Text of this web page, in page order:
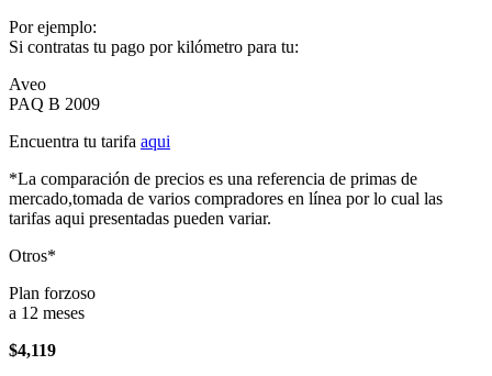
Por ejemplo:
Si contratas tu pago por kilómetro para tu:
Aveo
PAQ B 2009
Encuentra tu tarifa aqui
*La comparación de precios es una referencia de primas de
mercado,tomada de varios compradores en línea por lo cual las
tarifas aqui presentadas pueden variar.
Otros*
Plan forzoso
a 12 meses
$4,119